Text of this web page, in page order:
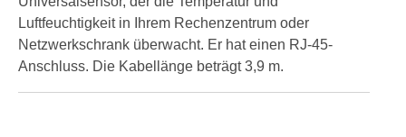
Luftfeuchtigkeit in Ihrem Rechenzentrum oder
Netzwerkschrank überwacht. Er hat einen RJ-45-
Anschluss. Die Kabellänge beträgt 3,9 m.